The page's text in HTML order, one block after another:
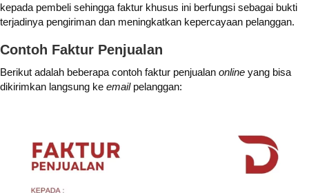
kepada pembeli sehingga faktur khusus ini berfungsi sebagai bukti
terjadinya pengiriman dan meningkatkan kepercayaan pelanggan.
Contoh Faktur Penjualan
Berikut adalah beberapa contoh faktur penjualan online yang bisa
dikirimkan langsung ke emailpelanggan: